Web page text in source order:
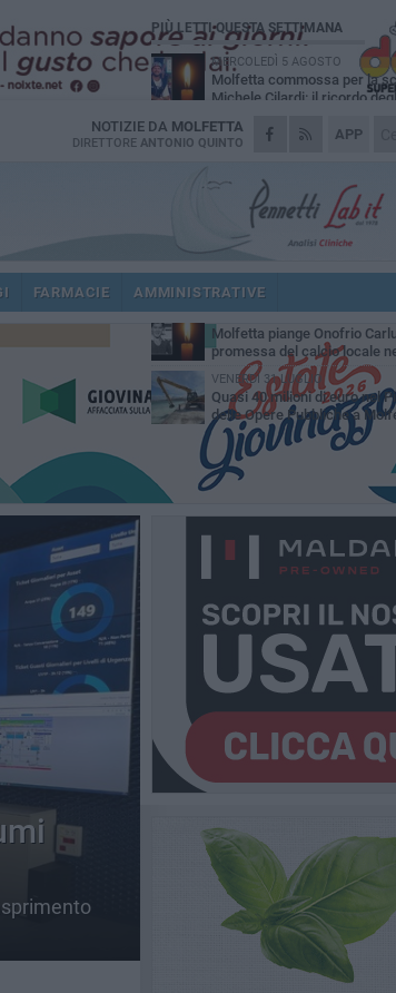
APP
NOTIZIE DA MOLFETTA
DIRETTORE ANTONIO QUINTO
FARMACIE AMMINISTRATIVE
PIÙ LETTI QUESTA SETTIMANA
MERCOLEDÌ 5 AGOSTO
Molfetta commossa per la
Michele Cilardi: il ricordo
VENERDÌ 31 LUGLIO
TARI 2026, il Sindaco
famiglie»
SABATO 1 AGOSTO
La MTM Molfetta cerca
accompagnatori per gli
pubblicato il bando
SABATO 1 AGOSTO
Consiglio comunale,
Amato: «Mai limitato il diritto
VENERDÌ 31 LUGLIO
Molfetta piange Onofrio
promessa del calcio locale
VENERDÌ 31 LUGLIO
Quasi 40 milioni di euro nel
delle Opere Pubbliche a
interventi previsti fino al 2028